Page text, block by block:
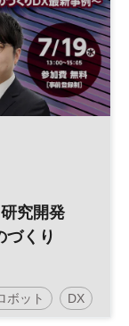
DX 参加無料
究開発
づくり
ボット DX